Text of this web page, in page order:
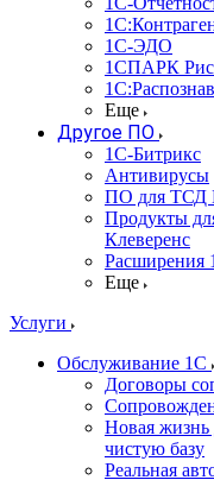
1С-ЭДО
1СПАРК
Еще
Другое ПО
1С-Битрикс
Антивирусы
ПО для ТСД
Продукты
Клеверенс
Расширения
Еще
Услуги
Обслуживание 1С
Договоры
Новая жизнь
чистую базу
Реальная